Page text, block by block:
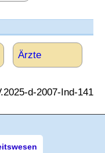
Ärzte
d-2007-Ind-141